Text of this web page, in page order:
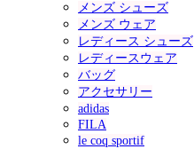
メンズ シューズ
メンズ ウェア
レディース シューズ
レディースウェア
バッグ
アクセサリー
adidas
FILA
le coq sportif